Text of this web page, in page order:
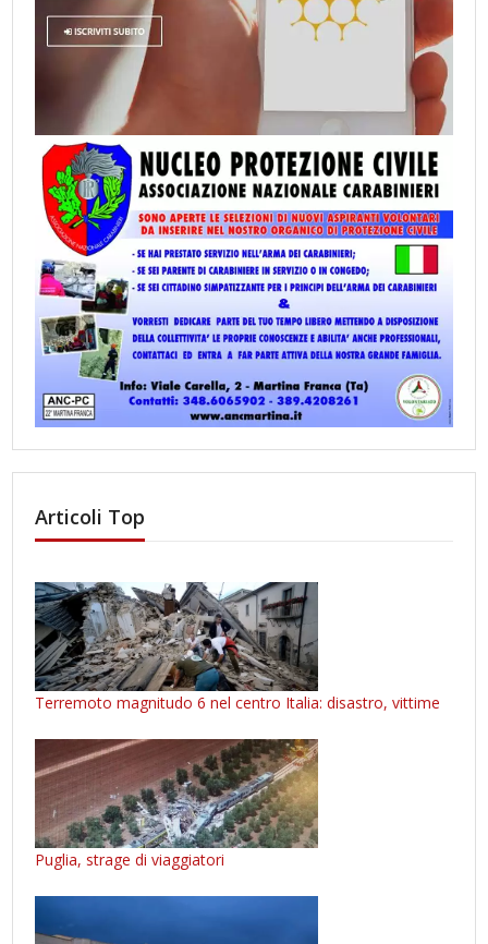
Articoli Top
Terremoto magnitudo 6 nel centro Italia: disastro, vittime
Puglia, strage di viaggiatori